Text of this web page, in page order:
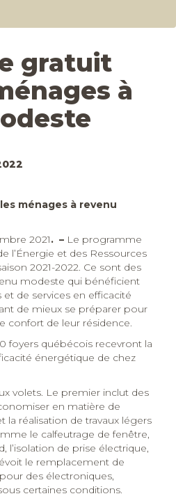
gratuit
à
ménages à revenu
2021. – Le programme
l’Énergie et des Ressources
2021-2022. Ce sont des
modeste qui bénéficient
de services en efficacité
de mieux se préparer pour
confort de leur résidence.
foyers québécois recevront la
énergétique de chez
volets. Le premier inclut des
en matière de
la réalisation de travaux légers
le calfeutrage de fenêtre,
l’isolation de prise électrique,
le remplacement de
des électroniques,
certaines conditions.